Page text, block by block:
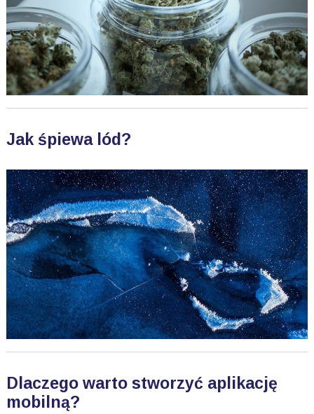
Jak śpiewa lód?
Dlaczego warto stworzyć aplikację
mobilną?